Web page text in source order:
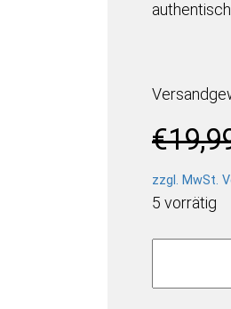
€
zzgl. MwSt.
5 vorrätig
Lay's
Heinz